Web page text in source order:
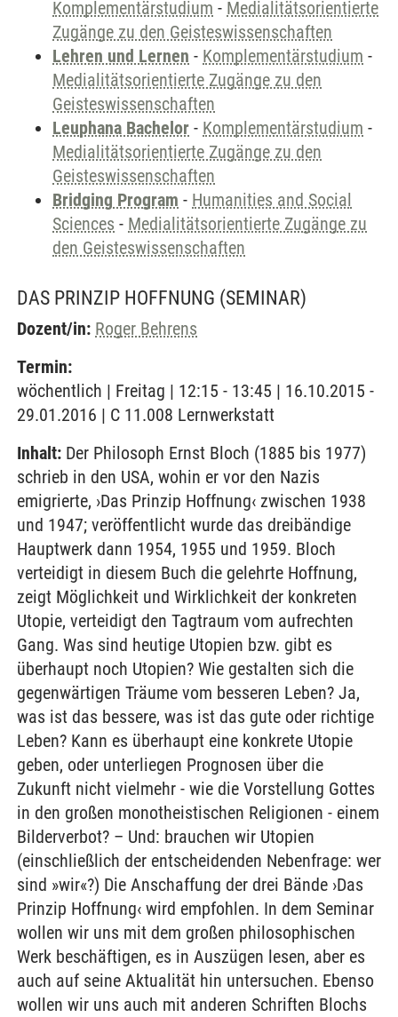
Komplementärstudium - Medialitätsorientierte
Zugänge zu den Geisteswissenschaften
Lehren und Lernen - Komplementärstudium -
Medialitätsorientierte Zugänge zu den
Geisteswissenschaften
Leuphana Bachelor - Komplementärstudium -
Medialitätsorientierte Zugänge zu den
Geisteswissenschaften
Bridging Program - Humanities and Social
Sciences - Medialitätsorientierte Zugänge zu
den Geisteswissenschaften
DAS PRINZIP HOFFNUNG (SEMINAR)
Dozent/in: Roger Behrens
Termin:
wöchentlich | Freitag | 12:15 - 13:45 | 16.10.2015 -
29.01.2016 | C 11.008 Lernwerkstatt
Inhalt: Der Philosoph Ernst Bloch (1885 bis 1977)
schrieb in den USA, wohin er vor den Nazis
emigrierte, ›Das Prinzip Hoffnung‹ zwischen 1938
und 1947; veröffentlicht wurde das dreibändige
Hauptwerk dann 1954, 1955 und 1959. Bloch
verteidigt in diesem Buch die gelehrte Hoffnung,
zeigt Möglichkeit und Wirklichkeit der konkreten
Utopie, verteidigt den Tagtraum vom aufrechten
Gang. Was sind heutige Utopien bzw. gibt es
überhaupt noch Utopien? Wie gestalten sich die
gegenwärtigen Träume vom besseren Leben? Ja,
was ist das bessere, was ist das gute oder richtige
Leben? Kann es überhaupt eine konkrete Utopie
geben, oder unterliegen Prognosen über die
Zukunft nicht vielmehr - wie die Vorstellung Gottes
in den großen monotheistischen Religionen - einem
Bilderverbot? – Und: brauchen wir Utopien
(einschließlich der entscheidenden Nebenfrage: wer
sind »wir«?) Die Anschaffung der drei Bände ›Das
Prinzip Hoffnung‹ wird empfohlen. In dem Seminar
wollen wir uns mit dem großen philosophischen
Werk beschäftigen, es in Auszügen lesen, aber es
auch auf seine Aktualität hin untersuchen. Ebenso
wollen wir uns auch mit anderen Schriften Blochs